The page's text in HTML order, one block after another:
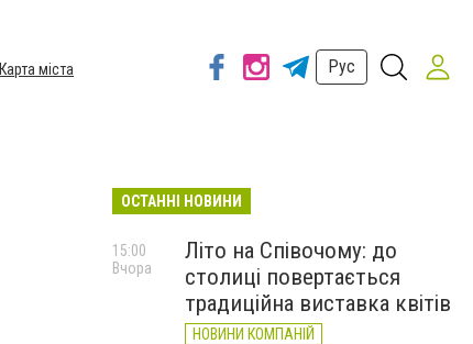
Карта міста
Рус
ОСТАННІ НОВИНИ
Літо на Співочому: до
столиці повертається
традиційна виставка квітів
НОВИНИ КОМПАНІЙ
15:00
Вчора